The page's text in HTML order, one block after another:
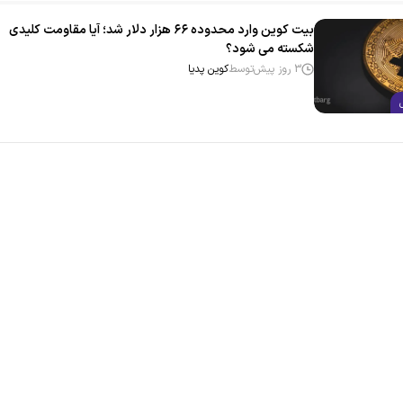
بیت‌ کوین وارد محدوده ۶۶ هزار دلار شد؛ آیا مقاومت کلیدی
شکسته می‌ شود؟
3 روز پیش توسطکوین پدیا